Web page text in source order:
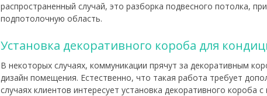
распространенный случай, это разборка подвесного потолка,
подпотолочную область.
Установка декоративного короба для
В некоторых случаях, коммуникации прячут за декоративным
дизайн помещения. Естественно, что такая работа требует
случаях клиентов интересует установка декоративного короба